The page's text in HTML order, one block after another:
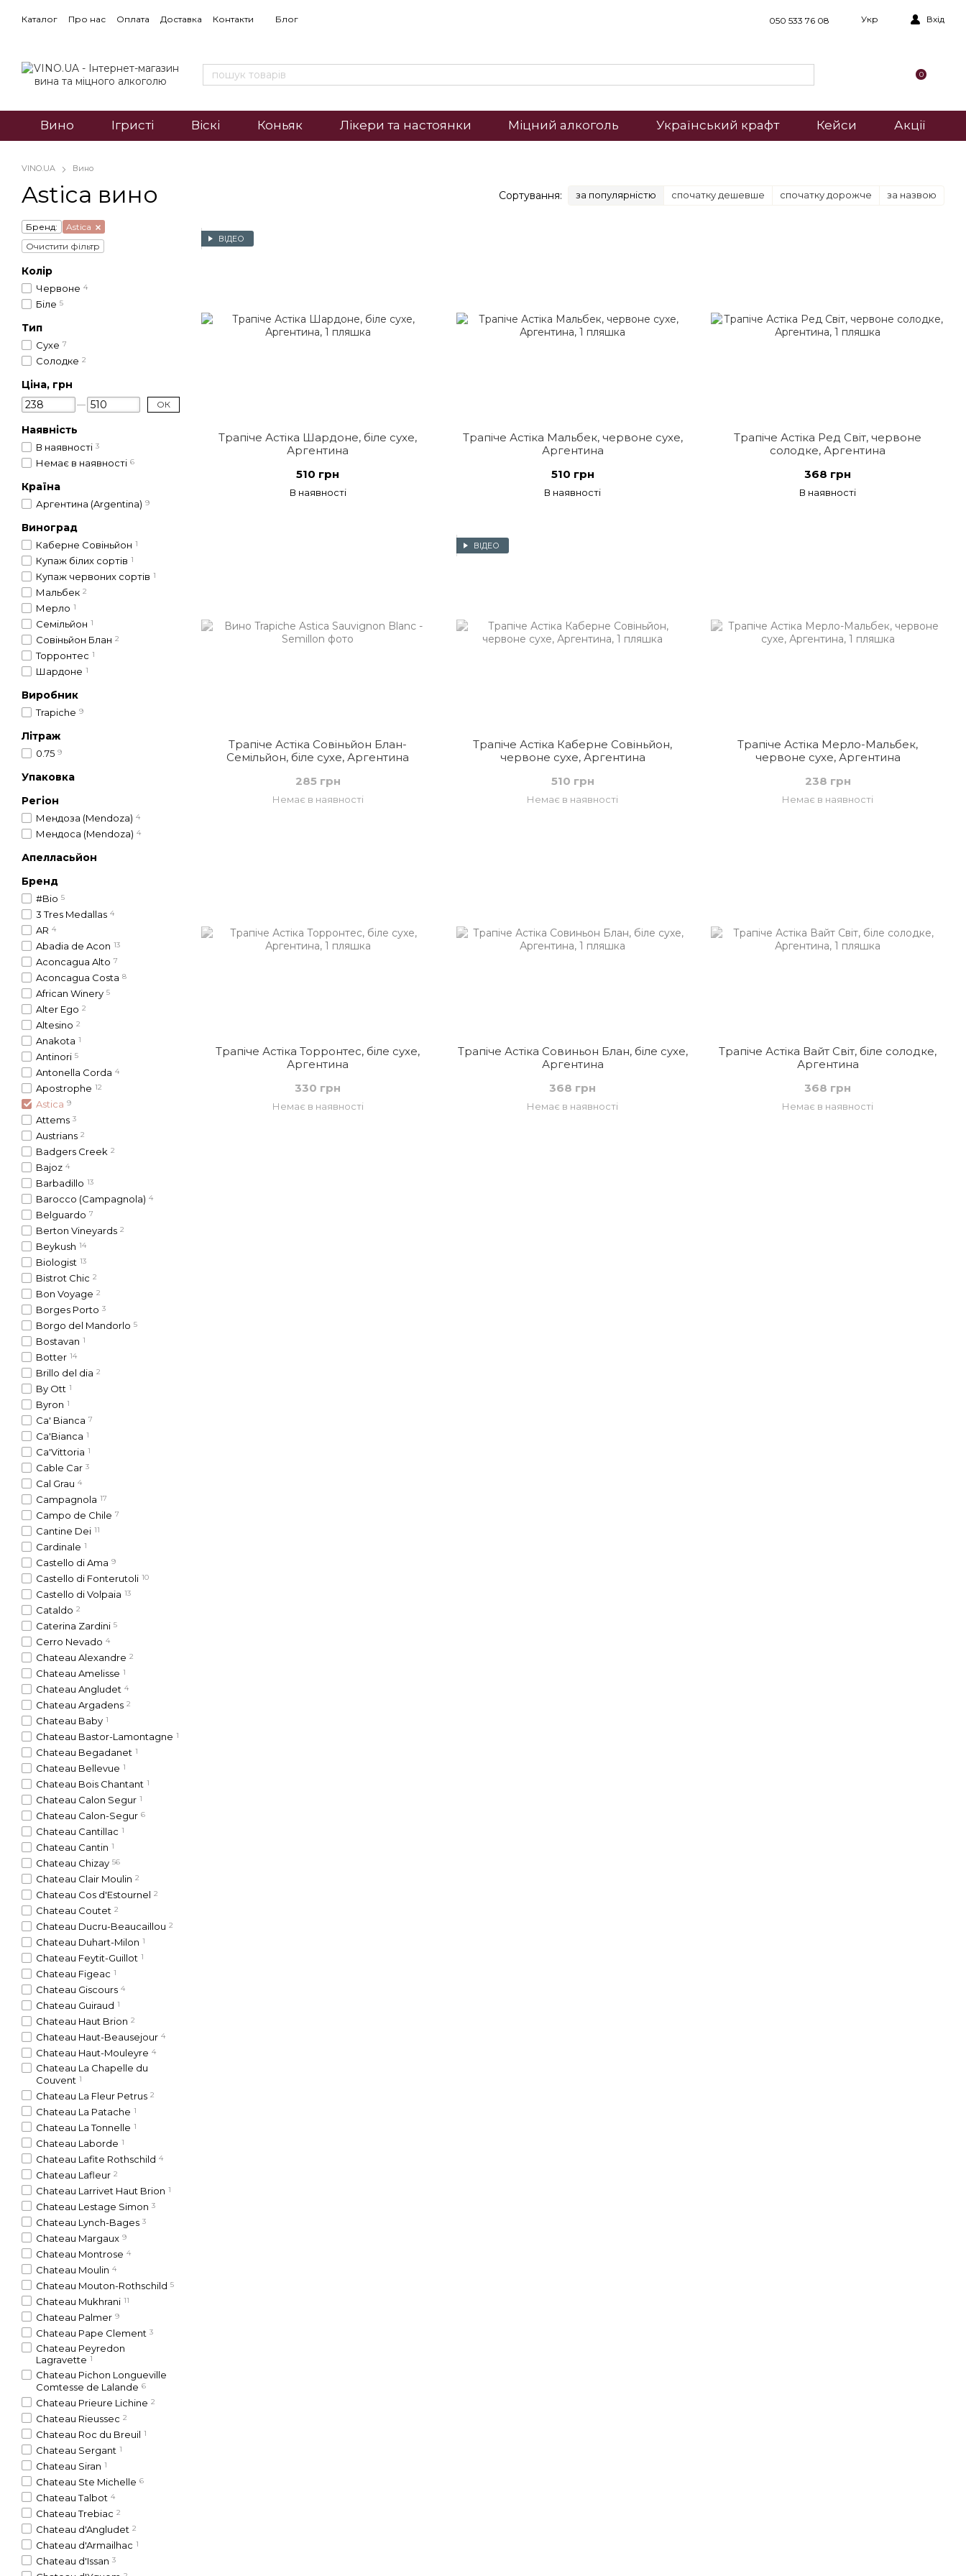
Каталог Про нас Оплата Доставка Контакти Блог 050 533 76 08 Укр Вхід
0
Вино Ігристі Віскі Коньяк Лікери та настоянки Міцний алкоголь Український крафт Кейси Акції
VINO.UA Вино
Astica вино Сортування: за популярністю спочатку дешевше спочатку дорожче за назвою
ВІДЕО
Трапіче Астіка Шардоне, біле сухе,
Аргентина
510 грн
В наявності
Трапіче Астіка Мальбек, червоне сухе,
Аргентина
510 грн
В наявності
Трапіче Астіка Ред Світ, червоне
солодке, Аргентина
368 грн
В наявності
Трапіче Астіка Совіньйон Блан-
Семільйон, біле сухе, Аргентина
285 грн
Немає в наявності
ВІДЕО
Трапіче Астіка Каберне Совіньйон,
червоне сухе, Аргентина
510 грн
Немає в наявності
Трапіче Астіка Мерло-Мальбек,
червоне сухе, Аргентина
238 грн
Немає в наявності
Трапіче Астіка Торронтес, біле сухе,
Аргентина
330 грн
Немає в наявності
Трапіче Астіка Совиньон Блан, біле сухе,
Аргентина
368 грн
Немає в наявності
Трапіче Астіка Вайт Світ, біле солодке,
Аргентина
368 грн
Немає в наявності
Бренд:
Astica
Очистити фільтр
Колір
Червоне 4
Біле 5
Тип
Сухе 7
Солодке 2
Ціна, грн
ОК
Наявність
В наявності 3
Немає в наявності 6
Країна
Аргентина (Argentina) 9
Виноград
Каберне Совіньйон 1
Купаж білих сортів 1
Купаж червоних сортів 1
Мальбек 2
Мерло 1
Семільйон 1
Совіньйон Блан 2
Торронтес 1
Шардоне 1
Виробник
Trapiche 9
Літраж
0.75 9
Упаковка
Регіон
Мендоза (Mendoza) 4
Мендоса (Mendoza) 4
Апелласьйон
Бренд
#Bio 5
3 Tres Medallas 4
AR 4
Abadia de Acon 13
Aconcagua Alto 7
Aconcagua Costa 8
African Winery 5
Alter Ego 2
Altesino 2
Anakota 1
Antinori 5
Antonella Corda 4
Apostrophe 12
Astica 9
Attems 3
Austrians 2
Badgers Creek 2
Bajoz 4
Barbadillo 13
Barocco (Campagnola) 4
Belguardo 7
Berton Vineyards 2
Beykush 14
Biologist 13
Bistrot Chic 2
Bon Voyage 2
Borges Porto 3
Borgo del Mandorlo 5
Bostavan 1
Botter 14
Brillo del dia 2
By Ott 1
Byron 1
Ca' Biancа 7
Ca'Bianca 1
Ca'Vittoria 1
Cable Car 3
Cal Grau 4
Campagnola 17
Campo de Chile 7
Cantine Dei 11
Cardinale 1
Castello di Ama 9
Castello di Fonterutoli 10
Castello di Volpaia 13
Cataldo 2
Caterina Zardini 5
Cerro Nevado 4
Chateau Alexandre 2
Chateau Amelisse 1
Chateau Angludet 4
Chateau Argadens 2
Chateau Baby 1
Chateau Bastor-Lamontagne 1
Chateau Begadanet 1
Chateau Bellevue 1
Chateau Bois Chantant 1
Chateau Calon Segur 1
Chateau Calon-Segur 6
Chateau Cantillac 1
Chateau Cantin 1
Chateau Chizay 56
Chateau Clair Moulin 2
Chateau Cos d'Estournel 2
Chateau Coutet 2
Chateau Ducru-Beaucaillou 2
Chateau Duhart-Milon 1
Chateau Feytit-Guillot 1
Chateau Figeac 1
Chateau Giscours 4
Chateau Guiraud 1
Chateau Haut Brion 2
Chateau Haut-Beausejour 4
Chateau Haut-Mouleyre 4
Chateau La Chapelle du
Couvent 1
Chateau La Fleur Petrus 2
Chateau La Patache 1
Chateau La Tonnelle 1
Chateau Laborde 1
Chateau Lafite Rothschild 4
Chateau Lafleur 2
Chateau Larrivet Haut Brion 1
Chateau Lestage Simon 3
Chateau Lynch-Bages 3
Chateau Margaux 9
Chateau Montrose 4
Chateau Moulin 4
Chateau Mouton-Rothschild 5
Chateau Mukhrani 11
Chateau Palmer 9
Chateau Pape Clement 3
Chateau Peyredon
Lagravette 1
Chateau Pichon Longueville
Comtesse de Lalande 6
Chateau Prieure Lichine 2
Chateau Rieussec 2
Chateau Roc du Breuil 1
Chateau Sergant 1
Chateau Siran 1
Chateau Ste Michelle 6
Chateau Talbot 4
Chateau Trebiac 2
Chateau d'Angludet 2
Chateau d'Armailhac 1
Chateau d'Issan 3